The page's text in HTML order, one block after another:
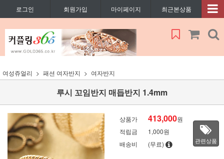
로그인 회원가입 마이페이지 최근본상품
여성쥬얼리 패션 여자반지 여자반지
루시 꼬임반지 매듭반지 1.4mm
상품가 413,000원
적립금
1,000원
배송비
(무료) 관련상품